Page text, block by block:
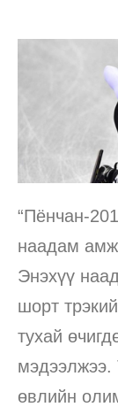
“Пёнчан-
наадам
Энэхүү
шорт
тухай
мэдээлжээ.
өвлийн